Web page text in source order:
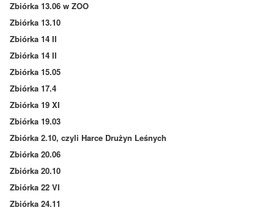
Zbiórka 13.06 w ZOO
Zbiórka 13.10
Zbiórka 14 II
Zbiórka 14 II
Zbiórka 15.05
Zbiórka 17.4
Zbiórka 19 XI
Zbiórka 19.03
Zbiórka 2.10, czyli Harce Drużyn Leśnych
Zbiórka 20.06
Zbiórka 20.10
Zbiórka 22 VI
Zbiórka 24.11